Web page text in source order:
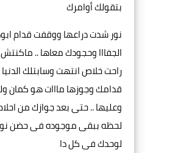
بتقولك أوامرك
نور شدت دراعها ووقفت قدام
الجفااا وحجودك معاها ..
راحت خلاص انتهت وسابتلك
قدامك وجوزها مااات هو كمان
وعليها .. حتى بعد جوازك من
لحظه ببقى موجوده فى حضن
لوحدك فى كل دا